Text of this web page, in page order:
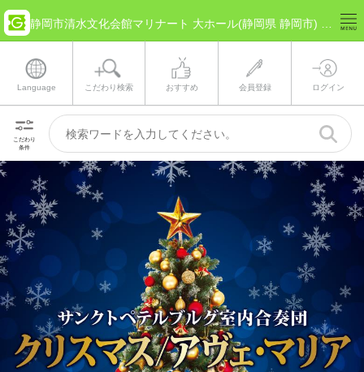
Language こだわり検索 おすすめ 会員登録 ログイン
こだわり
条件